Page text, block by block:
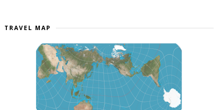
TRAVEL MAP